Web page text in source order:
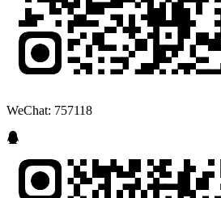
WeChat: 757118